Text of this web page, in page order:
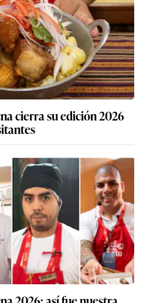
cierra su edición 2026